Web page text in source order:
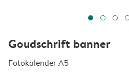
Goudschrift banner
Fotokalender A5